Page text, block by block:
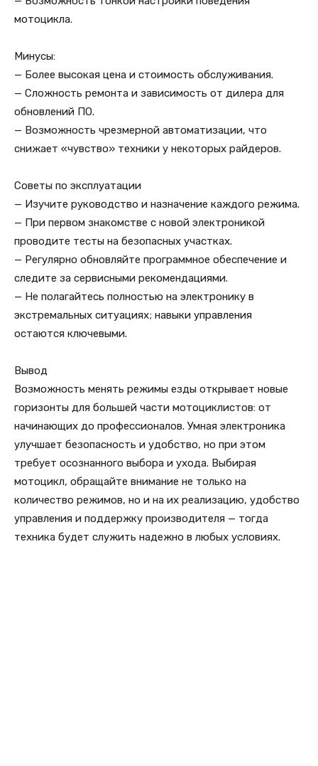
мотоцикла.
Минусы:
— Более высокая цена и стоимость обслуживания.
— Сложность ремонта и зависимость от дилера для
обновлений ПО.
— Возможность чрезмерной автоматизации, что
снижает «чувство» техники у некоторых райдеров.
Советы по эксплуатации
— Изучите руководство и назначение каждого режима.
— При первом знакомстве с новой электроникой
проводите тесты на безопасных участках.
— Регулярно обновляйте программное обеспечение и
следите за сервисными рекомендациями.
— Не полагайтесь полностью на электронику в
экстремальных ситуациях; навыки управления
остаются ключевыми.
Вывод
Возможность менять режимы езды открывает новые
горизонты для большей части мотоциклистов: от
начинающих до профессионалов. Умная электроника
улучшает безопасность и удобство, но при этом
требует осознанного выбора и ухода. Выбирая
мотоцикл, обращайте внимание не только на
количество режимов, но и на их реализацию, удобство
управления и поддержку производителя — тогда
техника будет служить надежно в любых условиях.